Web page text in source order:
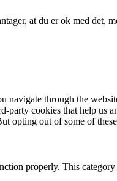
at du er ok med det,
through the
party cookies that help
opting out of some of
properly. This